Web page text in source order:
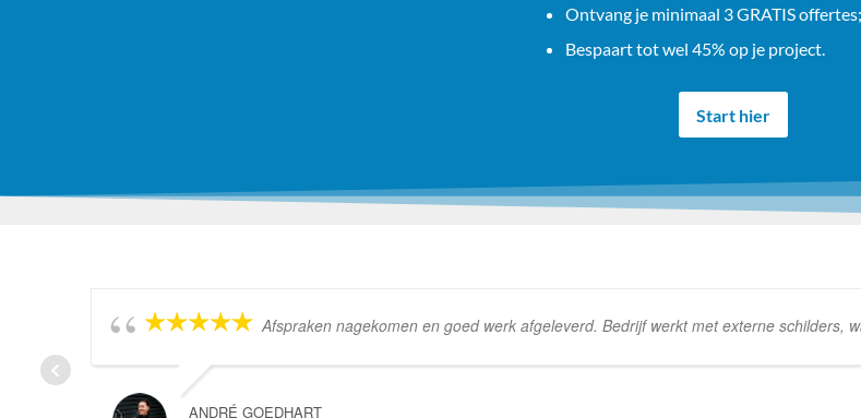
Ontvang je minimaal 3 GRATIS offertes;
Bespaart tot wel 45% op je project.
Start hier
Afspraken nagekomen en goed werk afgeleverd. Bedrijf werkt met externe schilders,
ANDRÉ GOEDHART